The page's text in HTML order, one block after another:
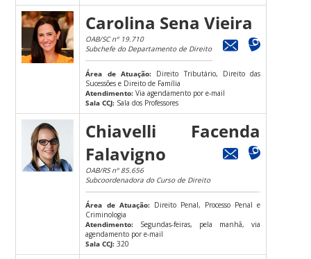
Carolina Sena Vieira
OAB/SC nº 19.710
Subchefe do Departamento de Direito
Área de Atuação: Direito Tributário, Direito das
Sucessões e Direito de Família
Atendimento: Via agendamento por e-mail
Sala CCJ: Sala dos Professores
Chiavelli Facenda
Falavigno
OAB/RS nº 85.656
Subcoordenadora do Curso de Direito
Área de Atuação:Direito Penal, Processo Penal e
Criminologia
Atendimento: Segundas-feiras, pela manhã, via
agendamento por e-mail
Sala CCJ: 320